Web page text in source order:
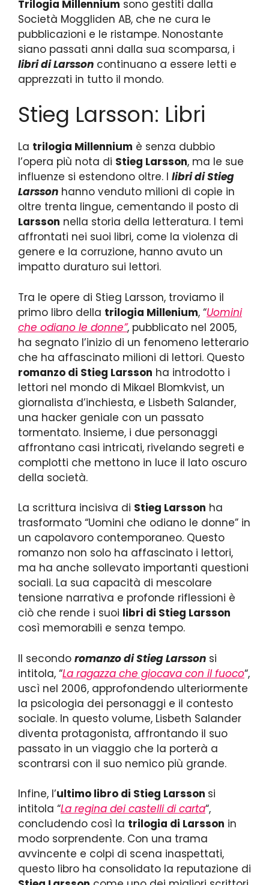
Trilogia Millennium sono gestiti dalla
Società Moggliden AB, che ne cura le
pubblicazioni e le ristampe. Nonostante
siano passati anni dalla sua scomparsa, i
libri di Larsson continuano a essere letti e
apprezzati in tutto il mondo.
Stieg Larsson: Libri
La trilogia Millennium è senza dubbio
l’opera più nota di Stieg Larsson, ma le sue
influenze si estendono oltre. I libri di Stieg
Larsson hanno venduto milioni di copie in
oltre trenta lingue, cementando il posto di
Larsson nella storia della letteratura. I temi
affrontati nei suoi libri, come la violenza di
genere e la corruzione, hanno avuto un
impatto duraturo sui lettori.
Tra le opere di Stieg Larsson, troviamo il
primo libro della trilogia Millenium, “Uomini
che odiano le donne”, pubblicato nel 2005,
ha segnato l’inizio di un fenomeno letterario
che ha affascinato milioni di lettori. Questo
romanzo di Stieg Larsson ha introdotto i
lettori nel mondo di Mikael Blomkvist, un
giornalista d’inchiesta, e Lisbeth Salander,
una hacker geniale con un passato
tormentato. Insieme, i due personaggi
affrontano casi intricati, rivelando segreti e
complotti che mettono in luce il lato oscuro
della società.
La scrittura incisiva di Stieg Larsson ha
trasformato “Uomini che odiano le donne” in
un capolavoro contemporaneo. Questo
romanzo non solo ha affascinato i lettori,
ma ha anche sollevato importanti questioni
sociali. La sua capacità di mescolare
tensione narrativa e profonde riflessioni è
ciò che rende i suoi libri di Stieg Larsson
così memorabili e senza tempo.
Il secondo romanzo di Stieg Larsson si
intitola, “La ragazza che giocava con il fuoco“,
uscì nel 2006, approfondendo ulteriormente
la psicologia dei personaggi e il contesto
sociale. In questo volume, Lisbeth Salander
diventa protagonista, affrontando il suo
passato in un viaggio che la porterà a
scontrarsi con il suo nemico più grande.
Infine, l’ultimo libro di Stieg Larsson si
intitola “La regina dei castelli di carta“,
concludendo così la trilogia di Larsson in
modo sorprendente. Con una trama
avvincente e colpi di scena inaspettati,
questo libro ha consolidato la reputazione di